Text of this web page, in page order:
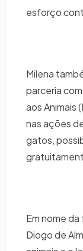
esforço
Milena
parceria
aos Animais
nas ações
gatos,
Em nome
Diogo de